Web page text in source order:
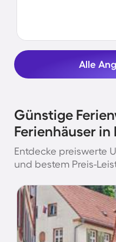
Alle
Günstige
Ferienhäuser in
Entdecke preiswerte
und bestem Preis-